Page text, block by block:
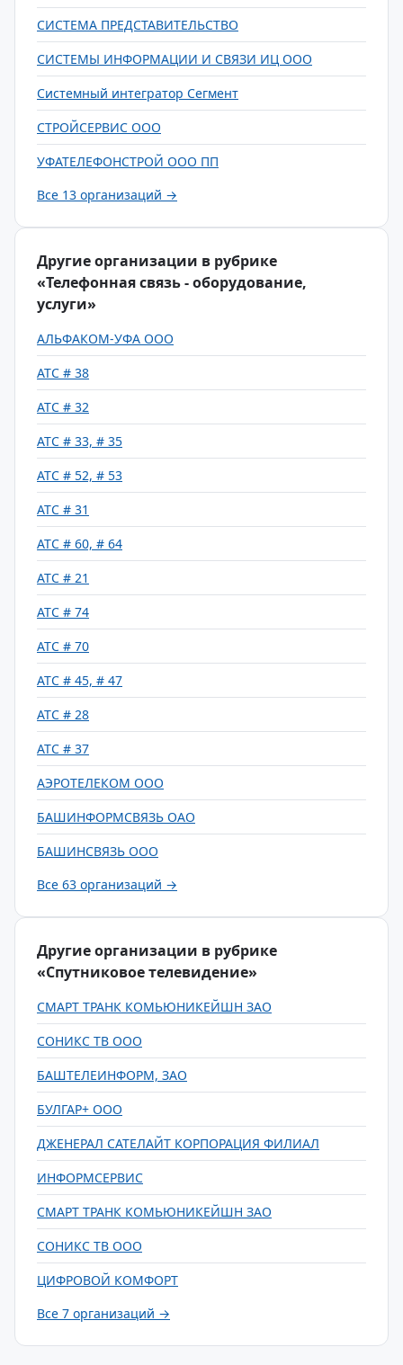
СИСТЕМА ПРЕДСТАВИТЕЛЬСТВО
СИСТЕМЫ ИНФОРМАЦИИ И СВЯЗИ ИЦ ООО
Системный интегратор Сегмент
СТРОЙСЕРВИС ООО
УФАТЕЛЕФОНСТРОЙ ООО ПП
Все 13 организаций →
Другие организации в рубрике
«Телефонная связь - оборудование,
услуги»
АЛЬФАКОМ-УФА ООО
АТС # 38
АТС # 32
АТС # 33, # 35
АТС # 52, # 53
АТС # 31
АТС # 60, # 64
АТС # 21
АТС # 74
АТС # 70
АТС # 45, # 47
АТС # 28
АТС # 37
АЭРОТЕЛЕКОМ ООО
БАШИНФОРМСВЯЗЬ ОАО
БАШИНСВЯЗЬ ООО
Все 63 организаций →
Другие организации в рубрике
«Спутниковое телевидение»
СМАРТ ТРАНК КОМЬЮНИКЕЙШН ЗАО
СОНИКС ТВ ООО
БАШТЕЛЕИНФОРМ, ЗАО
БУЛГАР+ ООО
ДЖЕНЕРАЛ САТЕЛАЙТ КОРПОРАЦИЯ ФИЛИАЛ
ИНФОРМСЕРВИС
СМАРТ ТРАНК КОМЬЮНИКЕЙШН ЗАО
СОНИКС ТВ ООО
ЦИФРОВОЙ КОМФОРТ
Все 7 организаций →